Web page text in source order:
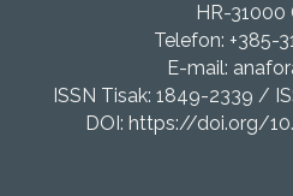
HR-31000
Telefon: +385-
E-mail:
ISSN Tisak: 1849-2339 /
DOI: https://doi.org/